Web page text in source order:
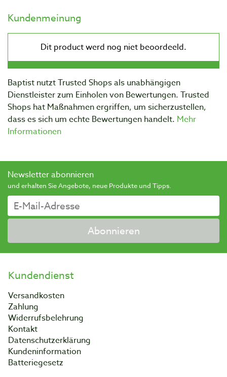
Kundenmeinung
Baptist nutzt Trusted Shops als unabhängigen
Dienstleister zum Einholen von Bewertungen. Trusted
Shops hat Maßnahmen ergriffen, um sicherzustellen,
dass es sich um echte Bewertungen handelt. Mehr
Informationen
Newsletter abonnieren
und erhalten Sie Angebote, neue Produkte und Tipps.
Abonnieren
Kundendienst
Versandkosten
Zahlung
Widerrufsbelehrung
Kontakt
Datenschutzerklärung
Kundeninformation
Batteriegesetz